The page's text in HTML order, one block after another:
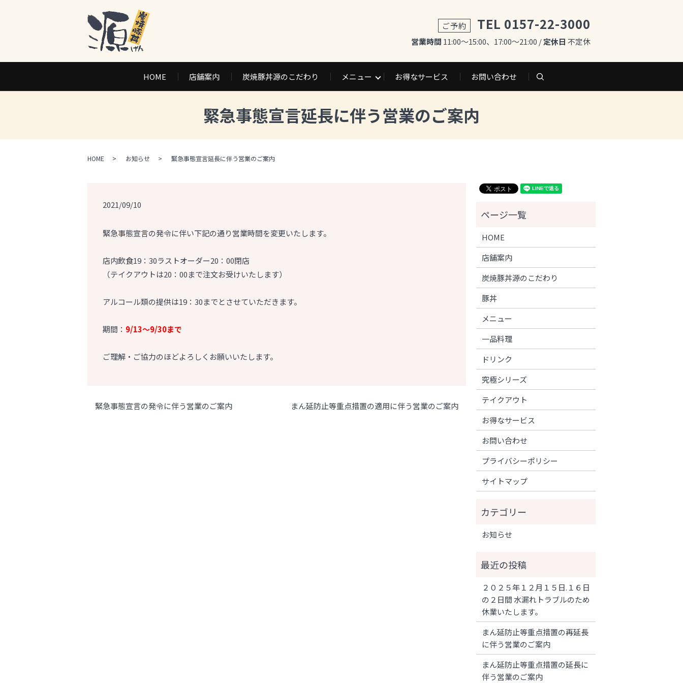
ご予約 TEL 0157-22-3000
営業時間 11:00～15:00、17:00～21:00 /定休日 不定休
HOME 店舗案内 炭焼豚丼源のこだわり メニュー お得なサービス お問い合わせ search
緊急事態宣言延長に伴う営業のご案内
HOME お知らせ 緊急事態宣言延長に伴う営業のご案内
2021/09/10
緊急事態宣言の発令に伴い下記の通り営業時間を変更いたします。
店内飲食19：30ラストオーダー20：00閉店
（テイクアウトは20：00まで注文お受けいたします）
アルコール類の提供は19：30までとさせていただきます。
期間： 9/13～9/30まで
ご理解・ご協力のほどよろしくお願いいたします。
緊急事態宣言の発令に伴う営業のご案内 まん延防止等重点措置の適用に伴う営業のご案内
HOME
店舗案内
炭焼豚丼源のこだわり
豚丼
メニュー
一品料理
ドリンク
究極シリーズ
テイクアウト
お得なサービス
お問い合わせ
プライバシーポリシー
サイトマップ
お知らせ
２０２５年１２月１５日.１６日
の２日間 水漏れトラブルのため
休業いたします。
まん延防止等重点措置の再延長
に伴う営業のご案内
まん延防止等重点措置の延長に
伴う営業のご案内